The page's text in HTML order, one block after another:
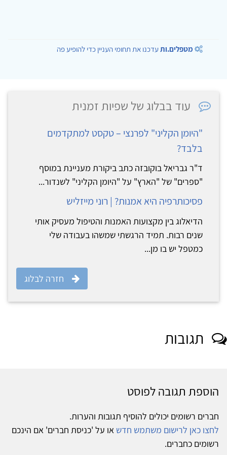
מטפלים.ותעדכנו את תחומי העניין כדי להופיע פה
עוד בבלוג של שפיות זמנית
"היומן הקליני" לפרנצי – טקסט למתקדמים
בלבד?
ד"ר גבריאל בוקובזה כתב ביקורת מעניינת במוסף
"ספרים" של "הארץ" על "היומן הקליני" לשנדור...
פסיכותרפיה היא אמנות? | רוני מייזליש
הדיאלוג בין מקצועות האמנות והטיפול מעסיק אותי
שנים רבות. תמיד הרגשתי שמשהו בעבודה שלי
כמטפל יש בו מן...
חזרה לבלוג
תגובות
הוספת תגובה לפוסט
חברים רשומים יכולים להוסיף תגובות והערות.
לחצו כאן לרישום משתמש חדש או על 'כניסת חברים' אם הינכם
רשומים כחברים.